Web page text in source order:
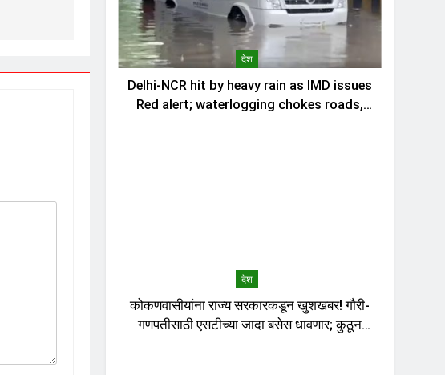
देश
Delhi-NCR hit by heavy rain as IMD issues
Red alert; waterlogging chokes roads,
देश
कोकणवासीयांना राज्य सरकारकडून खुशखबर! गौरी-
गणपतीसाठी एसटीच्या जादा बसेस धावणार; कुठून